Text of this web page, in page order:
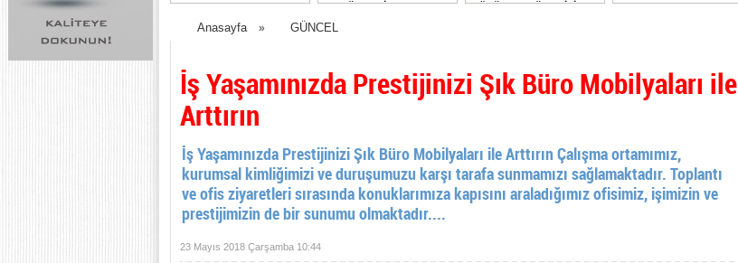
DÜZENLİ OLARAK
DEZENFEKTE EDİLİYOR
ÇÖZÜMLER ÜRETİLİYOR
ARADA
Anasayfa » GÜNCEL
İş Yaşamınızda Prestijinizi Şık Büro Mobilyaları ile
Arttırın
İş Yaşamınızda Prestijinizi Şık Büro Mobilyaları ile Arttırın Çalışma ortamımız,
kurumsal kimliğimizi ve duruşumuzu karşı tarafa sunmamızı sağlamaktadır. Toplantı
ve ofis ziyaretleri sırasında konuklarımıza kapısını araladığımız ofisimiz, işimizin ve
prestijimizin de bir sunumu olmaktadır....
23 Mayıs 2018 Çarşamba 10:44